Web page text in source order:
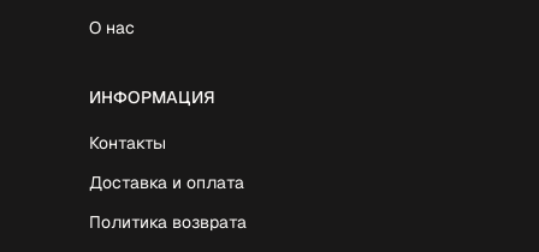
О нас
ИНФОРМАЦИЯ
Контакты
Доставка и оплата
Политика возврата